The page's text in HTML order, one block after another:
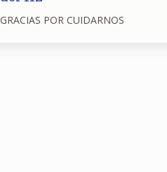
GRACIAS POR CUIDARNOS